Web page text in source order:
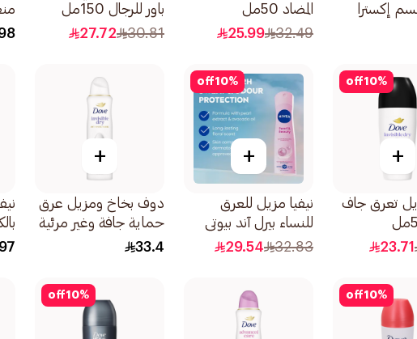
إكسترا
المضاد 50مل
32.49
25.99
باور للرجال 150مل
30.81
27.72
10%
off
+
تعرق جاف
23.71
10%
off
+
نيفيا مزيل للعرق
للنساء بيرل آند بيوتي
من نيڤيا خلاصة اللؤلؤ
32.83
29.54
+
دوف بخاخ ومزيل عرق
حماية جافة وغير مرئية
33.4
10%
off
10%
off